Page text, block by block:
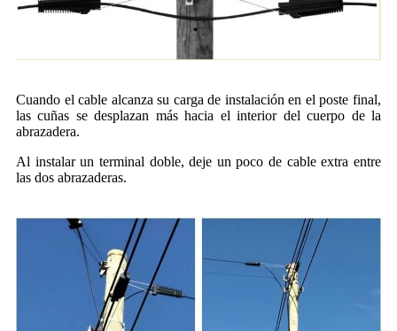
Cuando el cable alcanza su carga de instalación en el poste final,
las cuñas se desplazan más hacia el interior del cuerpo de la
abrazadera.
Al instalar un terminal doble, deje un poco de cable extra entre
las dos abrazaderas.